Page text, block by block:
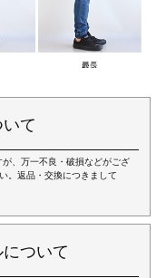
て
、万一不良・破損などがござ
。返品・交換につきまして
ついて